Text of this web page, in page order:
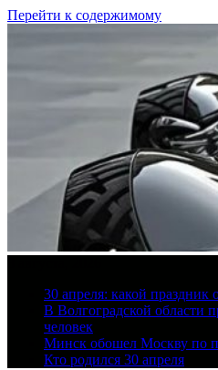
Перейти к содержимому
30 апреля: какой
В Волгоградской области
человек
Минск обошел Москву по
Кто родился 30 апреля